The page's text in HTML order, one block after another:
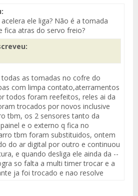
ele liga? Não é a tomada
fica atras do servo freio?
as tomadas no cofre do
com limpa contato,aterramentos
todos foram reefeitos, reles ai da
trocados por novos inclusive
tbm, os 2 sensores tanto da
e o externo q fica no
tbm foram substituidos, ontem
do ar digital por outro e continuou
e quando desliga ele ainda da --
so falta a multi timer trocar e a
ja foi trocado e nao resolve